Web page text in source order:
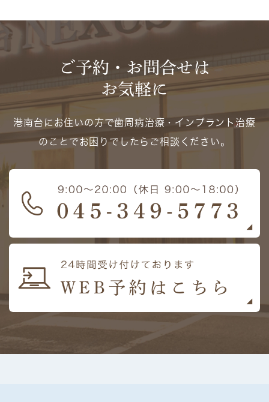
ご予約・お問合せは
お気軽に
港南台にお住いの方で歯周病治療・インプラント治療
のことでお困りでしたらご相談ください。